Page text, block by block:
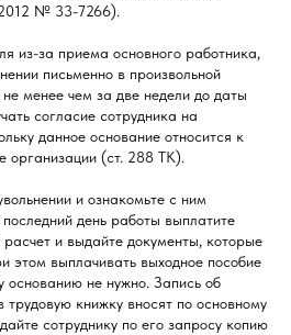
№ 33-7266).
из-за приема основного работника,
письменно в произвольной
менее чем за две недели до даты
согласие сотрудника на
данное основание относится к
организации (ст. 288 ТК).
и ознакомьте с ним
день работы выплатите
расчет и выдайте документы, которые
этом выплачивать выходное пособие
основанию не нужно. Запись об
трудовую книжку вносят по основному
сотруднику по его запросу копию